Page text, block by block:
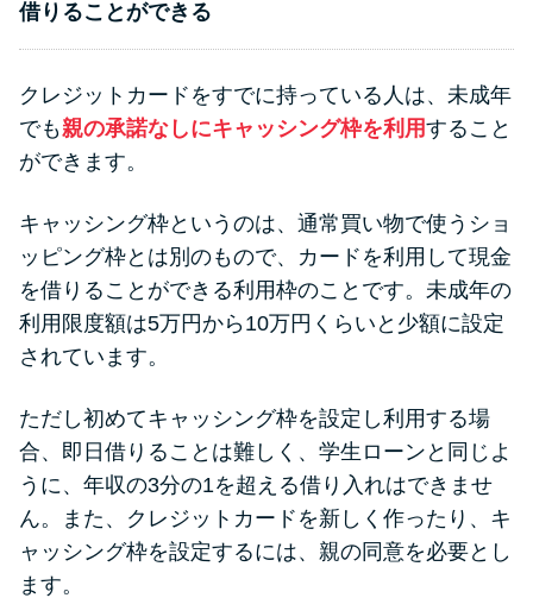
借りることができる
クレジットカードをすでに持っている人は、未成年
でも親の承諾なしにキャッシング枠を利用すること
ができます。
キャッシング枠というのは、通常買い物で使うショ
ッピング枠とは別のもので、カードを利用して現金
を借りることができる利用枠のことです。未成年の
利用限度額は5万円から10万円くらいと少額に設定
されています。
ただし初めてキャッシング枠を設定し利用する場
合、即日借りることは難しく、学生ローンと同じよ
うに、年収の3分の1を超える借り入れはできませ
ん。また、クレジットカードを新しく作ったり、キ
ャッシング枠を設定するには、親の同意を必要とし
ます。